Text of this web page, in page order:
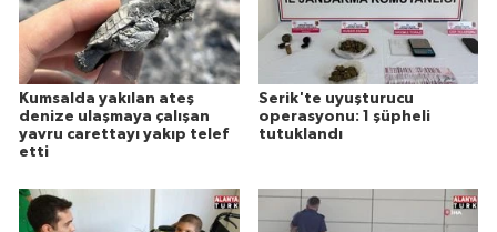
Kumsalda yakılan ateş
denize ulaşmaya çalışan
yavru carettayı yakıp telef
etti
Serik'te uyuşturucu
operasyonu: 1 şüpheli
tutuklandı